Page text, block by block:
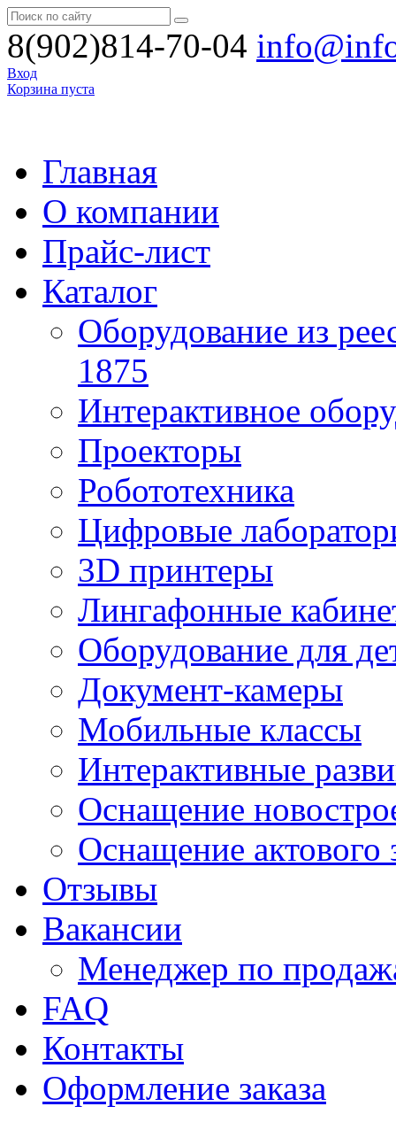
8(902)814-70-04
Вход
Корзина пуста
Главная
О компании
Прайс-лист
Каталог
Оборудование из
1875
Интерактивное
Проекторы
Робототехника
Цифровые
3D принтеры
Лингафонные
Оборудование для
Документ-камеры
Мобильные классы
Интерактивные
Оснащение
Оснащение актового
Отзывы
Вакансии
Менеджер по
FAQ
Контакты
Оформление заказа